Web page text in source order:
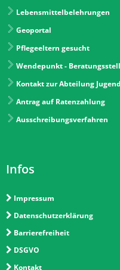
Lebensmittelbelehrungen
Geoportal
Pflegeeltern gesucht
Wendepunkt -
Kontakt zur Abteilung Jugend
Antrag auf Ratenzahlung
Ausschreibungsverfahren
Infos
Impressum
Datenschutzerklärung
Barrierefreiheit
DSGVO
Kontakt